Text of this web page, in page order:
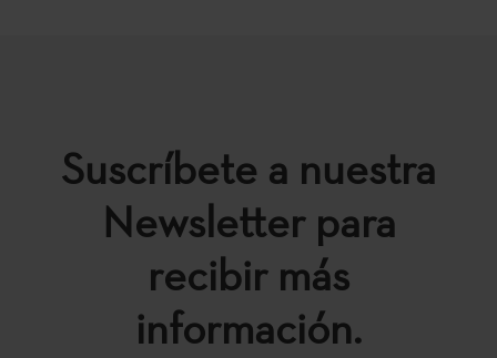
Suscríbete a nuestra
Newsletter para
recibir más
información.